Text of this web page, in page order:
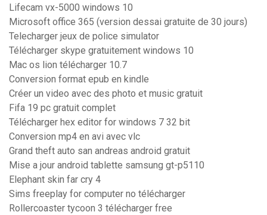
Lifecam vx-5000 windows 10
Microsoft office 365 (version dessai gratuite de 30 jours)
Telecharger jeux de police simulator
Télécharger skype gratuitement windows 10
Mac os lion télécharger 10.7
Conversion format epub en kindle
Créer un video avec des photo et music gratuit
Fifa 19 pc gratuit complet
Télécharger hex editor for windows 7 32 bit
Conversion mp4 en avi avec vlc
Grand theft auto san andreas android gratuit
Mise a jour android tablette samsung gt-p5110
Elephant skin far cry 4
Sims freeplay for computer no télécharger
Rollercoaster tycoon 3 télécharger free